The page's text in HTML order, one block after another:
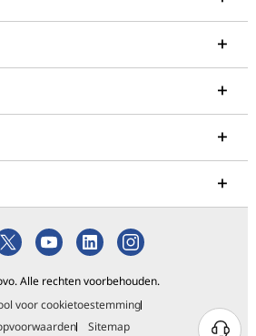
Alle rechten voorbehouden.
voor cookietoestemming
Sitemap